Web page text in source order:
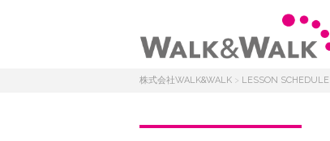
株式会社WALK&WALK > LESSON SCHEDULE